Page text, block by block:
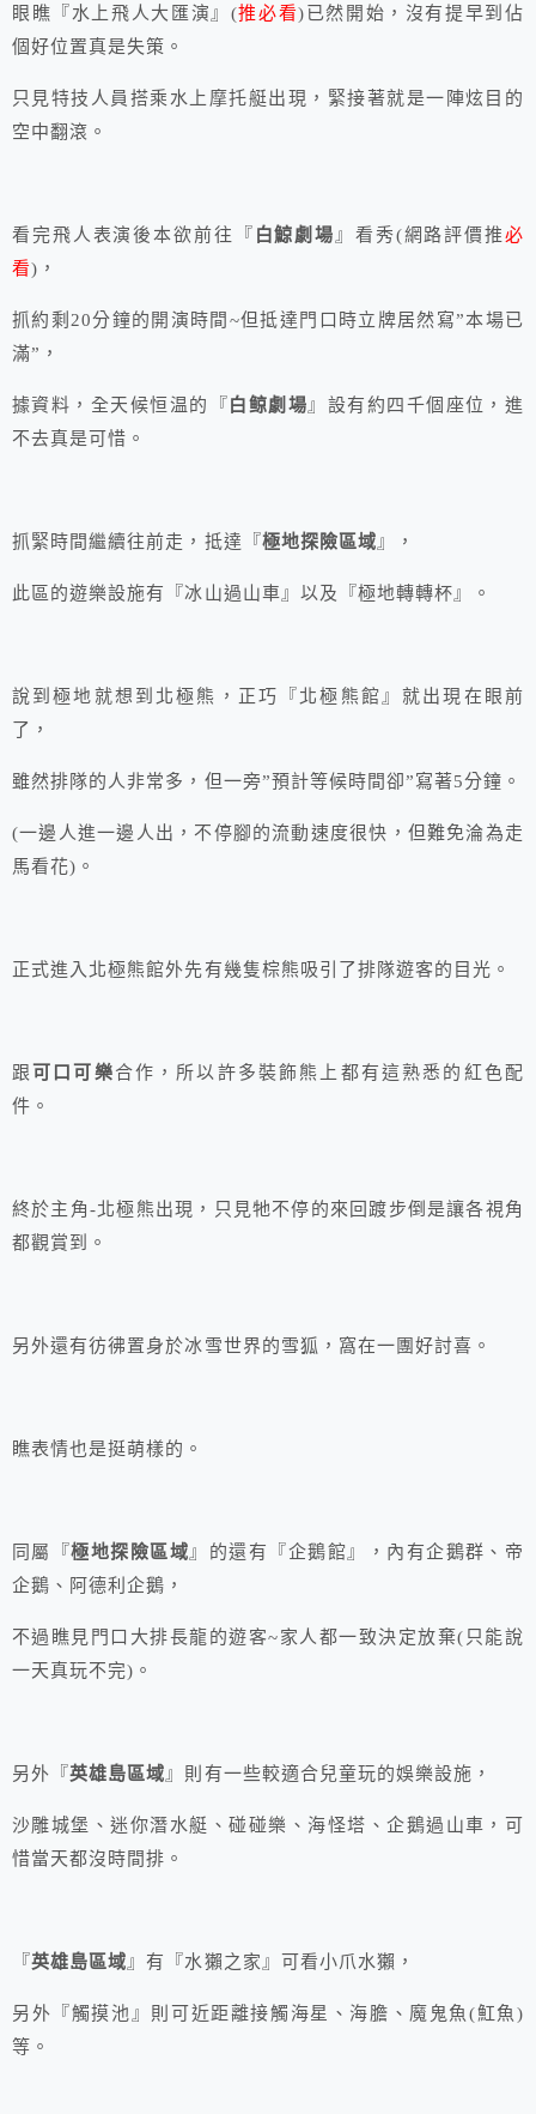
眼瞧『水上飛人大匯演』(推必看)已然開始，沒有提早到佔
個好位置真是失策。
只見特技人員搭乘水上摩托艇出現，緊接著就是一陣炫目的
空中翻滾。
看完飛人表演後本欲前往『 白鯨劇場』看秀(網路評價推必
看)，
抓約剩20分鐘的開演時間~但抵達門口時立牌居然寫”本場已
滿”，
據資料，全天候恒温的『白鲸劇場』設有約四千個座位，進
不去真是可惜。
抓緊時間繼續往前走，抵達『極地探險區域』，
此區的遊樂設施有『冰山過山車』以及『極地轉轉杯』。
說到極地就想到北極熊，正巧『北極熊館』就出現在眼前
了，
雖然排隊的人非常多，但一旁”預計等候時間卻”寫著5分鐘。
(一邊人進一邊人出，不停腳的流動速度很快，但難免淪為走
馬看花)。
正式進入北極熊館外先有幾隻棕熊吸引了排隊遊客的目光。
跟 可口可樂合作，所以許多裝飾熊上都有這熟悉的紅色配
件。
終於主角-北極熊出現，只見牠不停的來回踱步倒是讓各視角
都觀賞到。
另外還有彷彿置身於冰雪世界的雪狐，窩在一團好討喜。
瞧表情也是挺萌樣的。
同屬『極地探險區域』的還有『企鵝館』，內有企鵝群、帝
企鵝、阿德利企鵝，
不過瞧見門口大排長龍的遊客~家人都一致決定放棄(只能說
一天真玩不完)。
另外『英雄島區域』則有一些較適合兒童玩的娛樂設施，
沙雕城堡、迷你潛水艇、碰碰樂、海怪塔、企鵝過山車，可
惜當天都沒時間排。
『英雄島區域』有『水獺之家』可看小爪水獺，
另外『觸摸池』則可近距離接觸海星、海膽、魔鬼魚(魟魚)
等。